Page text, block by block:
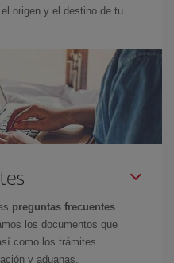
origen y el destino de tu
preguntas frecuentes
los documentos que
como los trámites
y aduanas.